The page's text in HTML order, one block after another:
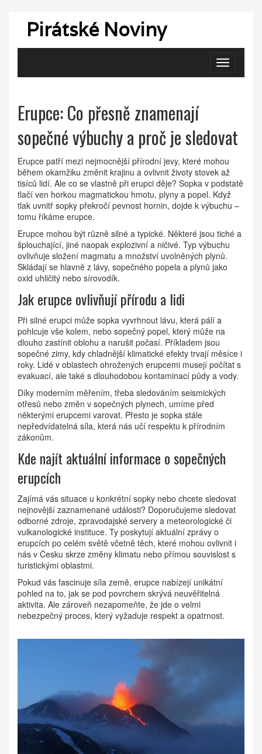
Pirátské Noviny
Zobrazit
navigaci
Erupce: Co přesně znamenají
sopečné výbuchy a proč je sledovat
Erupce patří mezi nejmocnější přírodní jevy, které mohou
během okamžiku změnit krajinu a ovlivnit životy stovek až
tisíců lidí. Ale co se vlastně při erupci děje? Sopka v podstatě
tlačí ven horkou magmatickou hmotu, plyny a popel. Když
tlak uvnitř sopky překročí pevnost hornin, dojde k výbuchu –
tomu říkáme erupce.
Erupce mohou být různě silné a typické. Některé jsou tiché a
šplouchající, jiné naopak explozivní a ničivé. Typ výbuchu
ovlivňuje složení magmatu a množství uvolněných plynů.
Skládají se hlavně z lávy, sopečného popela a plynů jako
oxid uhličitý nebo sírovodík.
Jak erupce ovlivňují přírodu a lidi
Při silné erupci může sopka vyvrhnout lávu, která pálí a
pohlcuje vše kolem, nebo sopečný popel, který může na
dlouho zastínit oblohu a narušit počasí. Příkladem jsou
sopečné zimy, kdy chladnější klimatické efekty trvají měsíce i
roky. Lidé v oblastech ohrožených erupcemi musejí počítat s
evakuací, ale také s dlouhodobou kontaminací půdy a vody.
Díky moderním měřením, třeba sledováním seismických
otřesů nebo změn v sopečných plynech, umíme před
některými erupcemi varovat. Přesto je sopka stále
nepředvídatelná síla, která nás učí respektu k přírodním
zákonům.
Kde najít aktuální informace o sopečných
erupcích
Zajímá vás situace u konkrétní sopky nebo chcete sledovat
nejnovější zaznamenané události? Doporučujeme sledovat
odborné zdroje, zpravodajské servery a meteorologické či
vulkanologické instituce. Ty poskytují aktuální zprávy o
erupcích po celém světě včetně těch, které mohou ovlivnit i
nás v Česku skrze změny klimatu nebo přímou souvislost s
turistickými oblastmi.
Pokud vás fascinuje síla země, erupce nabízejí unikátní
pohled na to, jak se pod povrchem skrývá neuvěřitelná
aktivita. Ale zároveň nezapomeňte, že jde o velmi
nebezpečný proces, který vyžaduje respekt a opatrnost.